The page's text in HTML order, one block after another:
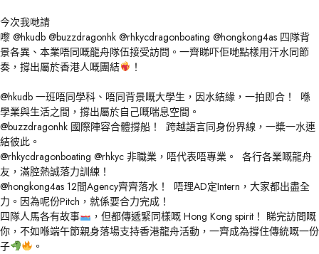
今次我哋請
嚟 @hkudb @buzzdragonhk @rhkycdragonboating @hongkong4as 四隊背
景各異、本業唔同嘅龍舟隊伍接受訪問。一齊睇吓佢哋點樣用汗水同節
奏，撐出屬於香港人嘅團結
！
@hkudb 一班唔同學科、唔同背景嘅大學生，因水結緣，一拍即合！ 喺
學業與生活之間，撐出屬於自己嘅喘息空間。
@buzzdragonhk 國際陣容合體撐船！ 跨越語言同身份界線，一槳一水連
結彼此。
@rhkycdragonboating @rhkyc 非職業，唔代表唔專業。 各行各業嘅龍舟
友，滿腔熱誠落力訓練！
@hongkong4as 12間Agency齊齊落水！ 唔理AD定Intern，大家都出盡全
力。因為呢份Pitch，就係要合力完成！
四隊人馬各有故事
，但都傳遞緊同樣嘅 Hong Kong spirit！ 睇完訪問嘅
你，不如喺端午節親身落場支持香港龍舟活動，一齊成為撐住傳統嘅一份
子
。